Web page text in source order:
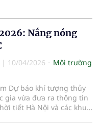
Nắng nóng
| 10/04/2026
Môi trường
Dự báo khí tượng thủy
gia vừa đưa ra thông tin
tiết Hà Nội và các khu